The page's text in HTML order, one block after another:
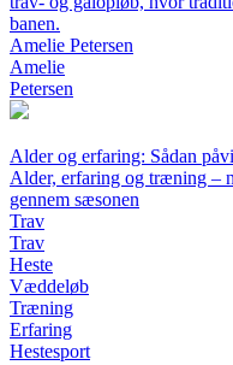
banen.
Amelie Petersen
Amelie
Petersen
Alder og erfaring: Sådan
Alder, erfaring og træning –
gennem sæsonen
Trav
Trav
Heste
Væddeløb
Træning
Erfaring
Hestesport